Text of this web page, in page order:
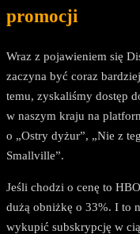
promocji
Wraz z pojawieniem się
zaczyna być coraz
temu, zyskaliśmy dostęp
w naszym kraju na
o „Ostry dyżur”, „Nie z
Smallville”.
Jeśli chodzi o cenę to
dużą obniżkę o 33%. I to
wykupić subskrypcję w